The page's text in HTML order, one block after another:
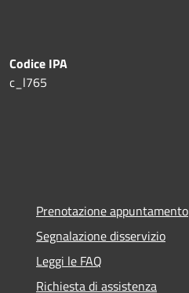
Codice IPA
c_l765
Prenotazione appuntamento
Segnalazione disservizio
Leggi le FAQ
Richiesta di assistenza